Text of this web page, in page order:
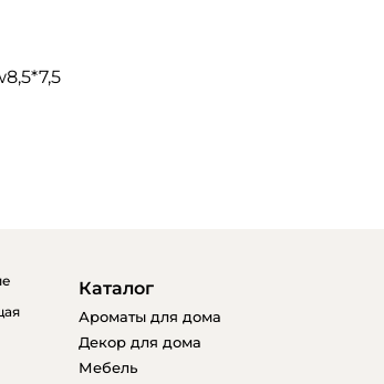
Каталог
Ароматы для дома
Декор для дома
Мебель